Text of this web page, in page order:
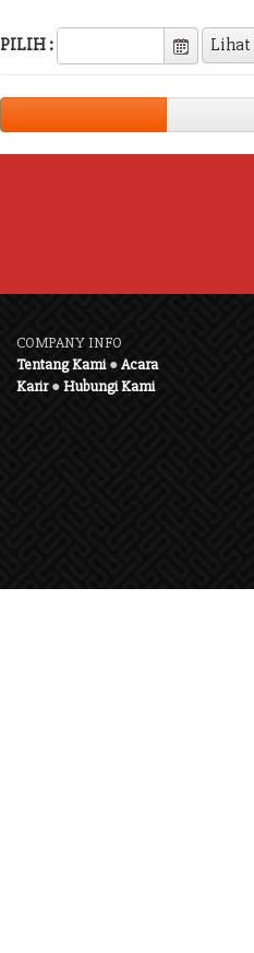
PILIH :
COMPANY INFO
Tentang Kami●Acara
Karir●Hubungi Kami